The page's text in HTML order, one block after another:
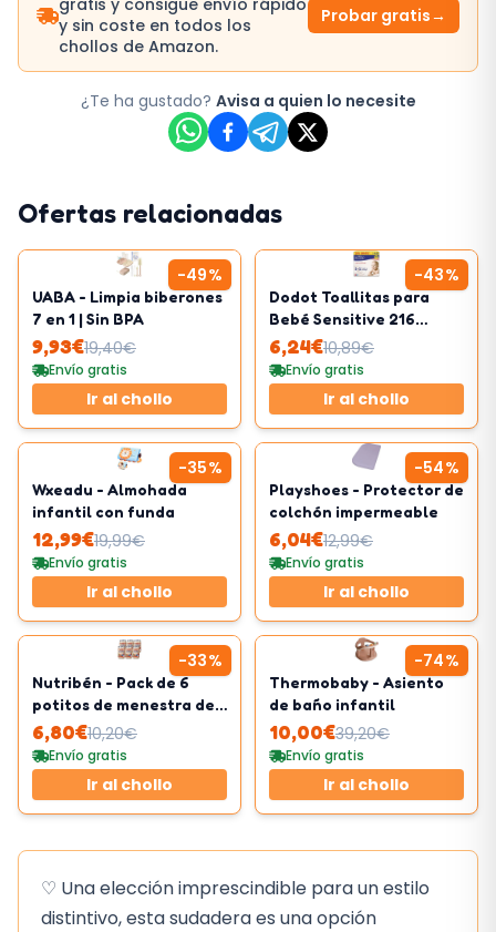
y sin coste en todos los
chollos de Amazon.
Probar gratis→
¿Te ha gustado? Avisa a quien lo necesite
Ofertas relacionadas
-49%
UABA - Limpia biberones
7 en 1 | Sin BPA
9,93€19,40€
Envío gratis
Ir al chollo
-43%
Dodot Toallitas para
Bebé Sensitive 216
Toallitas
6,24€10,89€
Envío gratis
Ir al chollo
-35%
Wxeadu - Almohada
infantil con funda
12,99€19,99€
Envío gratis
Ir al chollo
-54%
Playshoes - Protector de
colchón impermeable
6,04€12,99€
Envío gratis
Ir al chollo
-33%
Nutribén - Pack de 6
potitos de menestra de
cordero
6,80€10,20€
Envío gratis
Ir al chollo
-74%
Thermobaby - Asiento
de baño infantil
10,00€39,20€
Envío gratis
Ir al chollo
♡ Una elección imprescindible para un estilo
distintivo, esta sudadera es una opción